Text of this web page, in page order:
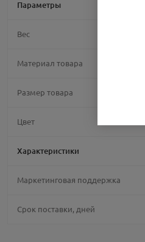
Параметры
Вес
Материал товара
Размер товара
Цвет
Характеристики
Маркетинговая поддержка
Срок поставки, дней